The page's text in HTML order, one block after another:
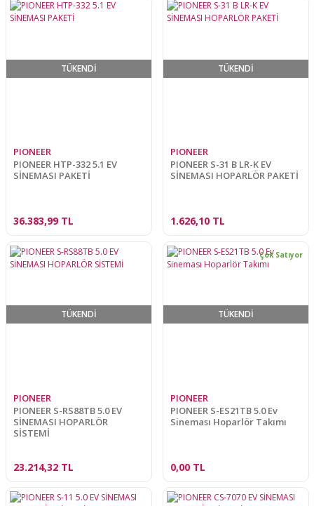
TÜKENDİ
PIONEER
PIONEER HTP-332 5.1 EV
SİNEMASI PAKETİ
36.383,99 TL
TÜKENDİ
PIONEER
PIONEER S-31 B LR-K EV
SİNEMASI HOPARLÖR PAKETİ
1.626,10 TL
TÜKENDİ
PIONEER
PIONEER S-RS88TB 5.0 EV
SİNEMASI HOPARLÖR
SİSTEMİ
23.214,32 TL
Çok Satıyor
TÜKENDİ
PIONEER
PIONEER S-ES21TB 5.0 Ev
Sineması Hoparlör Takımı
0,00 TL